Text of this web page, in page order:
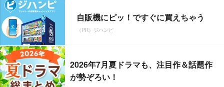
自販機にピッ！ですぐに買えちゃう
（PR）ジハンピ
2026年7月夏ドラマも、注目作＆話題作
が勢ぞろい！